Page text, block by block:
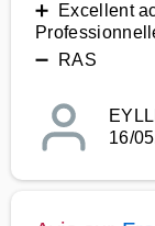
➕ Excellent
➖ RAS
16/